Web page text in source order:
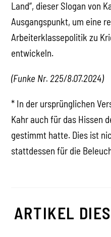
Land“, dieser Slogan von
Ausgangspunkt, um eine
Arbeiterklassepolitik zu
entwickeln.
(Funke Nr. 225/8.07.2024)
* In der ursprünglichen
Kahr auch für das Hissen
gestimmt hatte. Dies ist
stattdessen für die
ARTIKEL